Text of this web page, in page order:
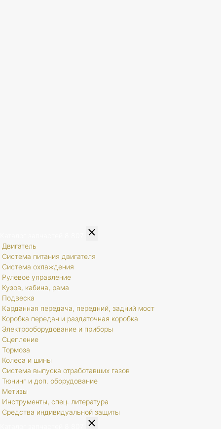
Двигатель
Система питания двигателя
Система охлаждения
Рулевое управление
Кузов, кабина, рама
Подвеска
Карданная передача, передний, задний мост
Коробка передач и раздаточная коробка
Электрооборудование и приборы
Сцепление
Тормоза
Колеса и шины
Система выпуска отработавших газов
Тюнинг и доп. оборудование
Метизы
Инструменты, спец. литература
Средства индивидуальной защиты